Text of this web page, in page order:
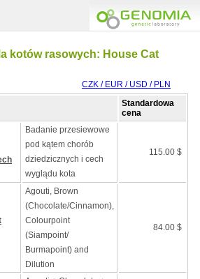
kotów rasowych: House Cat
CZK / EUR / USD / PLN
Standardowa
cena
Badanie przesiewowe
pod kątem chorób
dziedzicznych i cech
wyglądu kota
115.00 $
Agouti, Brown
(Chocolate/Cinnamon),
Colourpoint
(Siampoint/
Burmapoint) and
Dilution
84.00 $